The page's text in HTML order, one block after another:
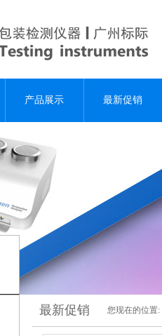
产品展示 最新促销
最新促销 您现在的位置: